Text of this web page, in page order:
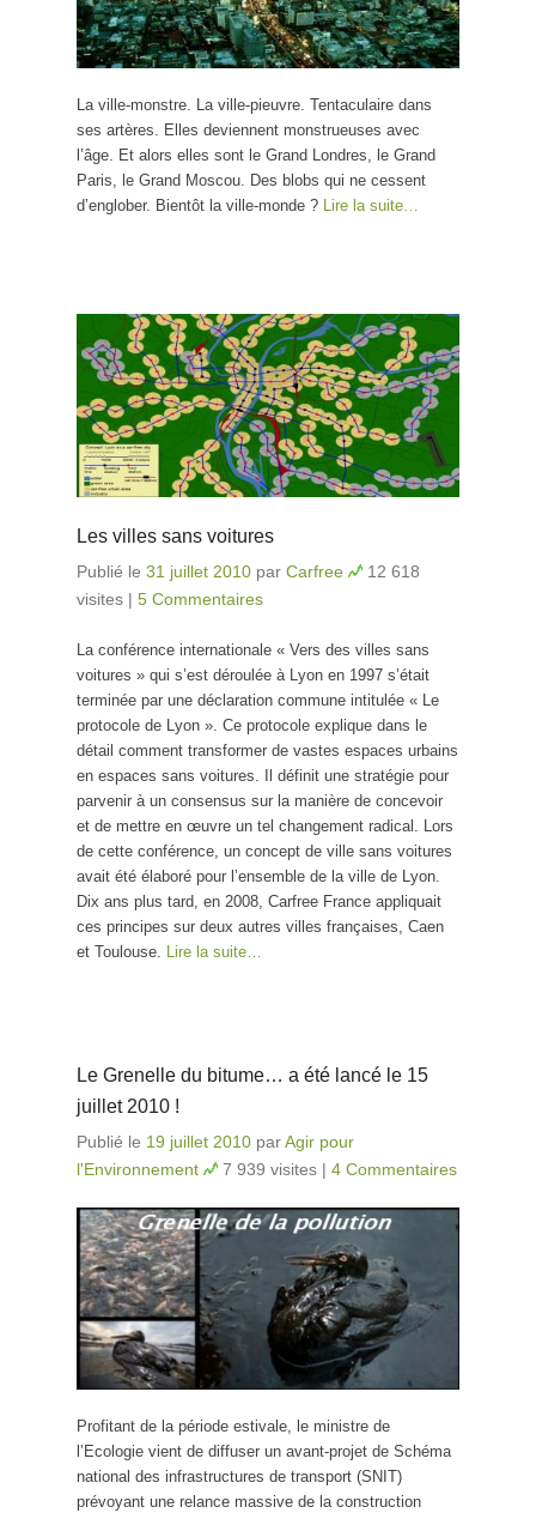
La ville-monstre. La ville-pieuvre. Tentaculaire dans
ses artères. Elles deviennent monstrueuses avec
l’âge. Et alors elles sont le Grand Londres, le Grand
Paris, le Grand Moscou. Des blobs qui ne cessent
d’englober. Bientôt la ville-monde ? Lire la suite…
Les villes sans voitures
Publié le 31 juillet 2010 par Carfree
12 618
visites | 5 Commentaires
La conférence internationale « Vers des villes sans
voitures » qui s’est déroulée à Lyon en 1997 s’était
terminée par une déclaration commune intitulée « Le
protocole de Lyon ». Ce protocole explique dans le
détail comment transformer de vastes espaces urbains
en espaces sans voitures. Il définit une stratégie pour
parvenir à un consensus sur la manière de concevoir
et de mettre en œuvre un tel changement radical. Lors
de cette conférence, un concept de ville sans voitures
avait été élaboré pour l’ensemble de la ville de Lyon.
Dix ans plus tard, en 2008, Carfree France appliquait
ces principes sur deux autres villes françaises, Caen
et Toulouse. Lire la suite…
Le Grenelle du bitume… a été lancé le 15
juillet 2010 !
Publié le 19 juillet 2010 parAgir pour
l'Environnement
7 939 visites | 4 Commentaires
Profitant de la période estivale, le ministre de
l’Ecologie vient de diffuser un avant-projet de Schéma
national des infrastructures de transport (SNIT)
prévoyant une relance massive de la construction